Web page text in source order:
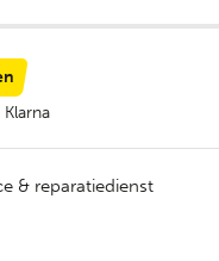
& reparatiedienst